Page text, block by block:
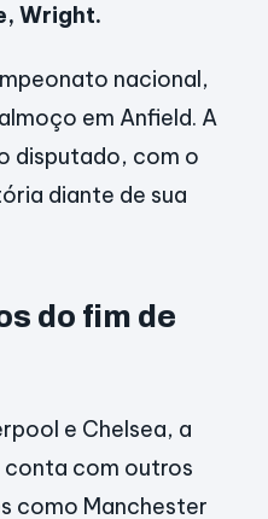
Wright.
nacional,
em Anfield. A
disputado, com o
diante de sua
do fim de
e Chelsea, a
conta com outros
como Manchester